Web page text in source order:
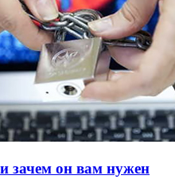
зачем он вам нужен